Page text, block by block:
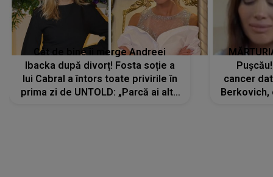
Cât de bine îi merge Andreei
Ibacka după divorț! Fosta soție a
lui Cabral a întors toate privirile în
prima zi de UNTOLD: „Parcă ai altă
cancer
Berkovich,